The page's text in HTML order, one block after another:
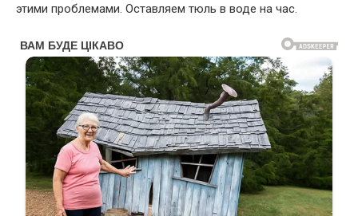
этими проблемами. Оставляем тюль в воде на час.